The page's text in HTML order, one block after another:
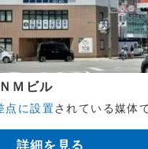
Ｍビル
点に設置されている媒体
詳細を見る